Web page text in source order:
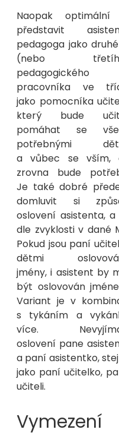
Naopak
představit
pedagoga jako
(nebo
pedagogického
pracovníka ve
jako pomocníka
který bude
pomáhat se
potřebnými
a vůbec se vším,
zrovna bude
Je také dobré
domluvit si
oslovení asistenta,
dle zvyklosti v dané
Pokud jsou paní
dětmi
jmény, i asistent by
být oslovován
Variant je v
s tykáním a
více.
oslovení pane
a paní asistentko,
jako paní učitelko,
učiteli.
Vymezení